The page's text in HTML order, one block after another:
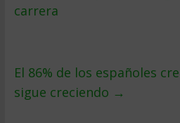
carrera
El 86% de los españoles
sigue creciendo →